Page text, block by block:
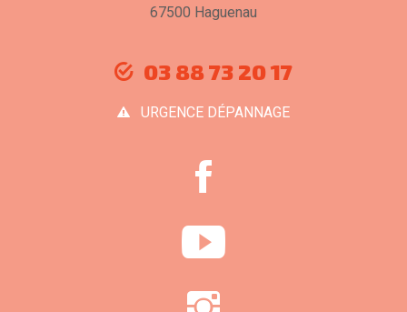
67500 Haguenau
03 88 73 20 17
URGENCE DÉPANNAGE